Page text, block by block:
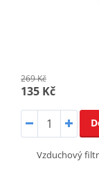
269 Kč
135 Kč
Vzduchový